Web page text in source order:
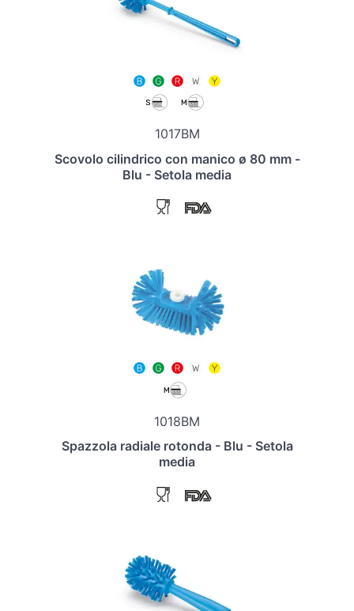
1017BM
Scovolo cilindrico con manico ø 80 mm -
Blu - Setola media
1018BM
Spazzola radiale rotonda - Blu - Setola
media